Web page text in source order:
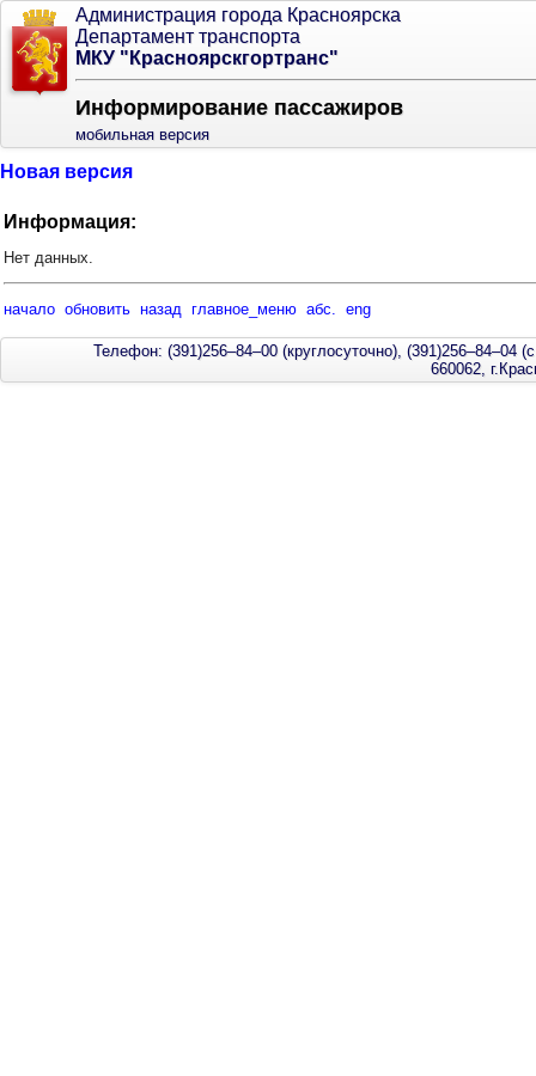
Администрация города Красноярска
Департамент транспорта
МКУ "Красноярскгортранс"
Информирование пассажиров
мобильная версия
Новая версия
Информация:
Нет данных.
начало обновить назад главное_меню абс. eng
Телефон: (391)256–84–00 (круглосуточно), (391)256–84–04
660062,